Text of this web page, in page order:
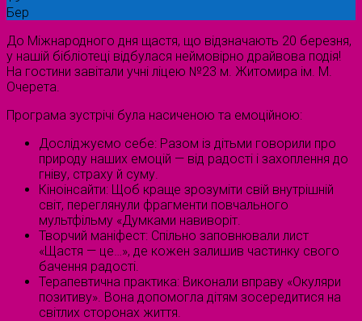
Бер
До Міжнародного дня щастя, що відзначають 20 березня,
у нашій бібліотеці відбулася неймовірно драйвова подія!
На гостини завітали учні ліцею №23 м. Житомира ім. М.
Очерета.
Програма зустрічі була насиченою та емоційною:
Досліджуємо себе: Разом із дітьми говорили про
природу наших емоцій — від радості і захоплення до
гніву, страху й суму.
Кіноінсайти: Щоб краще зрозуміти свій внутрішній
світ, переглянули фрагменти повчального
мультфільму «Думками навиворіт.
Творчий маніфест: Спільно заповнювали лист
«Щастя — це…», де кожен залишив частинку свого
бачення радості.
Терапевтична практика: Виконали вправу «Окуляри
позитиву». Вона допомогла дітям зосередитися на
світлих сторонах життя.